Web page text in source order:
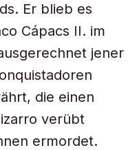
Er blieb es
Cápacs II. im
jener
die einen
verübt
ermordet.